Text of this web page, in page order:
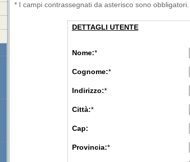
* I campi contrassegnati da asterisco sono obbligatori.
DETTAGLI UTENTE
Nome:*
Cognome:*
Indirizzo:*
Città:*
Cap:
Provincia:*